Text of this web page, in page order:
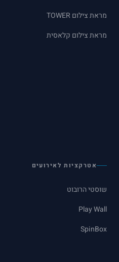
מראת צילום TOWER
מראת צילום קלאסית
אטרקציות לאירועים
שוסטי הרובוט
Play Wall
SpinBox